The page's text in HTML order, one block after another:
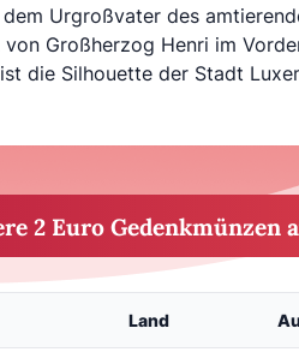
dem Urgroßvater des
Großherzog Henri im
die Silhouette der Stadt
2 Euro Gedenkmünzen
Land